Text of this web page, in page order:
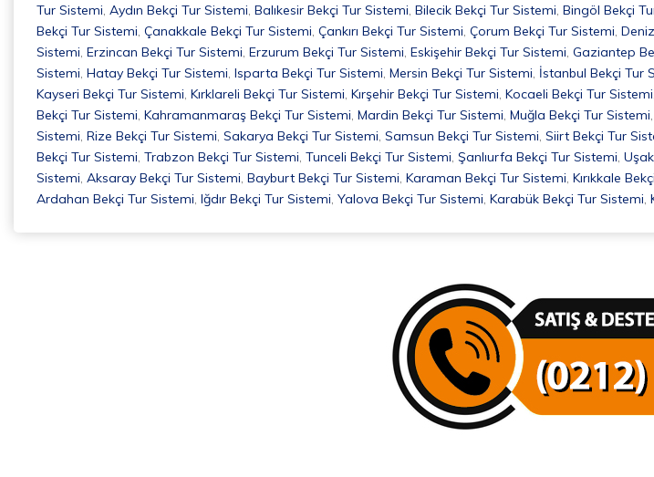
Tur Sistemi, Aydın Bekçi Tur Sistemi, Balıkesir Bekçi Tur Sistemi, Bilecik Bekçi Tur Sistemi, Bingöl Bekçi
Bekçi Tur Sistemi, Çanakkale Bekçi Tur Sistemi, Çankırı Bekçi Tur Sistemi, Çorum Bekçi Tur Sistemi,
Sistemi, Erzincan Bekçi Tur Sistemi, Erzurum Bekçi Tur Sistemi, Eskişehir Bekçi Tur Sistemi, Gaziantep
Sistemi, Hatay Bekçi Tur Sistemi, Isparta Bekçi Tur Sistemi, Mersin Bekçi Tur Sistemi, İstanbul Bekçi Tur
Kayseri Bekçi Tur Sistemi, Kırklareli Bekçi Tur Sistemi, Kırşehir Bekçi Tur Sistemi, Kocaeli Bekçi Tur Sistemi
Bekçi Tur Sistemi, Kahramanmaraş Bekçi Tur Sistemi, Mardin Bekçi Tur Sistemi, Muğla Bekçi Tur Sistemi,
Sistemi, Rize Bekçi Tur Sistemi, Sakarya Bekçi Tur Sistemi, Samsun Bekçi Tur Sistemi, Siirt Bekçi Tur
Bekçi Tur Sistemi, Trabzon Bekçi Tur Sistemi, Tunceli Bekçi Tur Sistemi, Şanlıurfa Bekçi Tur Sistemi,
Sistemi, Aksaray Bekçi Tur Sistemi, Bayburt Bekçi Tur Sistemi, Karaman Bekçi Tur Sistemi, Kırıkkale
Ardahan Bekçi Tur Sistemi, Iğdır Bekçi Tur Sistemi, Yalova Bekçi Tur Sistemi, Karabük Bekçi Tur Sistemi,